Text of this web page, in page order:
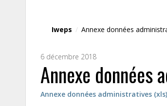
Iweps / Annexe données
6 décembre 2018
Annexe données
Annexe données administratives (xls)